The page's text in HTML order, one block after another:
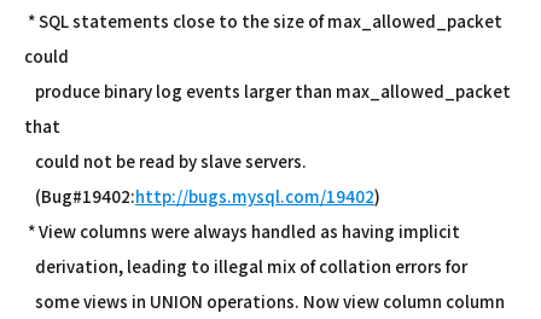
* SQL statements close to the size of max_allowed_packet
could
produce binary log events larger than max_allowed_packet
that
could not be read by slave servers.
(Bug#19402:http://bugs.mysql.com/19402)
* View columns were always handled as having implicit
derivation, leading to illegal mix of collation errors for
some views in UNION operations. Now view column column